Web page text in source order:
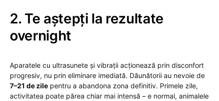
2. Te aștepți la rezultate
overnight
Aparatele cu ultrasunete și vibrații acționează prin disconfort
progresiv, nu prin eliminare imediată. Dăunătorii au nevoie de
7–21 de zile pentru a abandona zona definitiv. Primele zile,
activitatea poate părea chiar mai intensă – e normal, animalele